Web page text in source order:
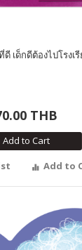
เด็กดีต้องไปโรงเ
THB
Add to Cart
Add to